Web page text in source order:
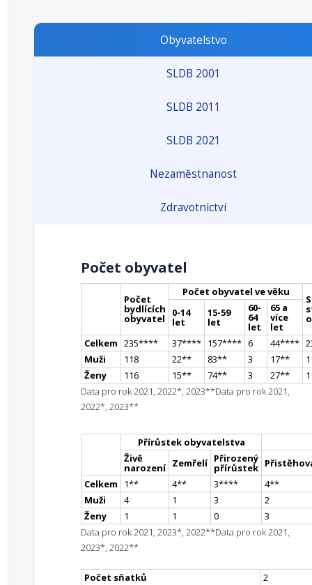
Obyvatelstvo
SLDB 2001
SLDB 2011
SLDB 2021
Nezaměstnanost
Zdravotnictví
Počet obyvatel
Počet
bydlících
obyvatel
Počet obyvatel ve věku
0-14
let
15-59
let
60-
64
let
65 a
více
let
Celkem 235**** 37**** 157**** 6 44****
Muži
118 22** 83** 3 17**
Ženy
116 15** 74** 3 27**
Data pro rok 2021, 2022*, 2023**Data pro rok 2021,
2022*, 2023**
Přírůstek obyvatelstva
Živě
narození Zemřelí Přirozený
přírůstek
Celkem
1** 4** 3**** 4**
Muži
4 1 3
2
Ženy
1 1 0
3
Data pro rok 2021, 2023*, 2022**Data pro rok 2021,
2023*, 2022**
Počet sňatků
2